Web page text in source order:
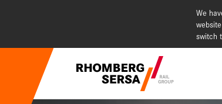
We
switch